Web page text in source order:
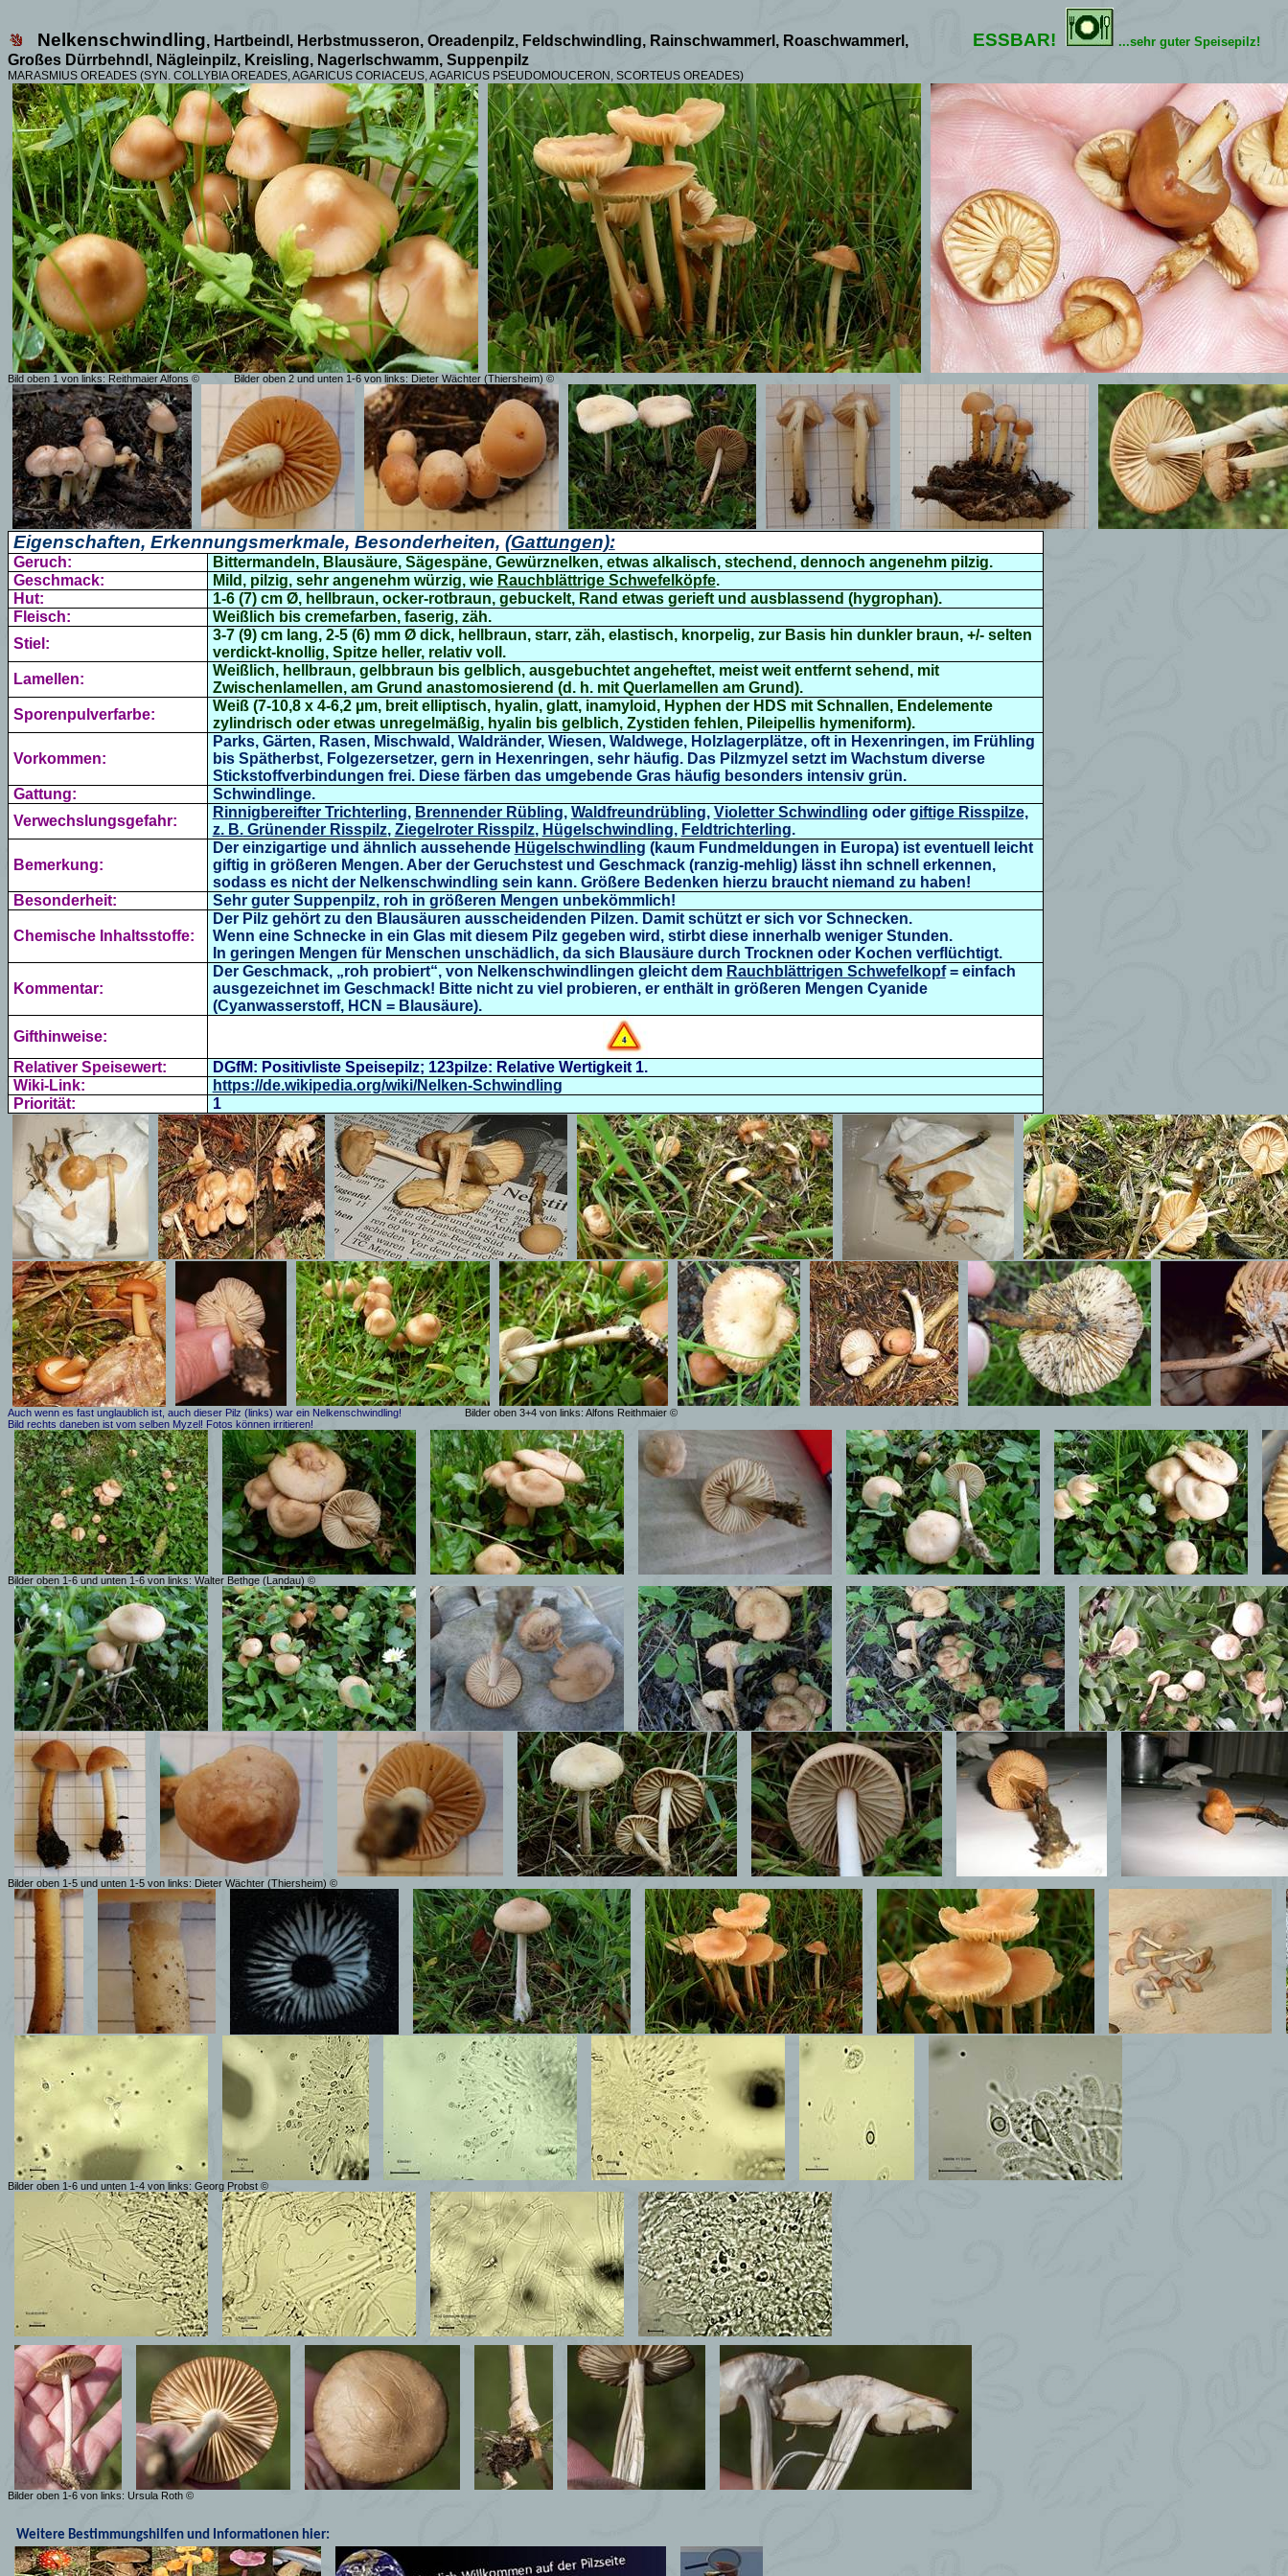
Nelkenschwindling, Hartbeindl, Herbstmusseron, Oreadenpilz, Feldschwindling, Rainschwammerl, Roaschwammerl, ESSBAR! ...sehr guter Speisepilz!
Großes Dürrbehndl, Nägleinpilz, Kreisling, Nagerlschwamm, Suppenpilz
MARASMIUS OREADES (SYN. COLLYBIA OREADES, AGARICUS CORIACEUS, AGARICUS PSEUDOMOUCERON, SCORTEUS OREADES)
Bild oben 1 von links: Reithmaier Alfons © Bilder oben 2 und unten 1-6 von links: Dieter Wächter (Thiersheim) ©
Eigenschaften, Erkennungsmerkmale, Besonderheiten, (Gattungen):
Geruch:
Bittermandeln, Blausäure, Sägespäne, Gewürznelken, etwas alkalisch, stechend, dennoch angenehm pilzig.
Geschmack:
Mild, pilzig, sehr angenehm würzig, wie Rauchblättrige Schwefelköpfe.
Hut:
1-6 (7) cm Ø, hellbraun, ocker-rotbraun, gebuckelt, Rand etwas gerieft und ausblassend (hygrophan).
Fleisch:
Weißlich bis cremefarben, faserig, zäh.
Stiel:
3-7 (9) cm lang, 2-5 (6) mm Ø dick, hellbraun, starr, zäh, elastisch, knorpelig, zur Basis hin dunkler braun, +/- selten
verdickt-knollig, Spitze heller, relativ voll.
Lamellen:
Weißlich, hellbraun, gelbbraun bis gelblich, ausgebuchtet angeheftet, meist weit entfernt sehend, mit
Zwischenlamellen, am Grund anastomosierend (d. h. mit Querlamellen am Grund).
Sporenpulverfarbe:
Weiß (7-10,8 x 4-6,2 µm, breit elliptisch, hyalin, glatt, inamyloid, Hyphen der HDS mit Schnallen, Endelemente
zylindrisch oder etwas unregelmäßig, hyalin bis gelblich, Zystiden fehlen, Pileipellis hymeniform).
Vorkommen:
Parks, Gärten, Rasen, Mischwald, Waldränder, Wiesen, Waldwege, Holzlagerplätze, oft in Hexenringen, im Frühling
bis Spätherbst, Folgezersetzer, gern in Hexenringen, sehr häufig. Das Pilzmyzel setzt im Wachstum diverse
Stickstoffverbindungen frei. Diese färben das umgebende Gras häufig besonders intensiv grün.
Gattung:
Schwindlinge.
Verwechslungsgefahr:
Rinnigbereifter Trichterling, Brennender Rübling, Waldfreundrübling, Violetter Schwindling oder giftige Risspilze,
z. B.Grünender Risspilz, Ziegelroter Risspilz, Hügelschwindling, Feldtrichterling.
Bemerkung:
Der einzigartige und ähnlich aussehende Hügelschwindling (kaum Fundmeldungen in Europa) ist eventuell leicht
giftig in größeren Mengen. Aber der Geruchstest und Geschmack (ranzig-mehlig) lässt ihn schnell erkennen,
sodass es nicht der Nelkenschwindling sein kann. Größere Bedenken hierzu braucht niemand zu haben!
Besonderheit:
Sehr guter Suppenpilz, roh in größeren Mengen unbekömmlich!
Chemische Inhaltsstoffe:
Der Pilz gehört zu den Blausäuren ausscheidenden Pilzen. Damit schützt er sich vor Schnecken.
Wenn eine Schnecke in ein Glas mit diesem Pilz gegeben wird, stirbt diese innerhalb weniger Stunden.
In geringen Mengen für Menschen unschädlich, da sich Blausäure durch Trocknen oder Kochen verflüchtigt.
Kommentar:
Der Geschmack, „roh probiert“, von Nelkenschwindlingen gleicht dem Rauchblättrigen Schwefelkopf=einfach
ausgezeichnet im Geschmack! Bitte nicht zu viel probieren, er enthält in größeren Mengen Cyanide
(Cyanwasserstoff, HCN = Blausäure).
Gifthinweise:
Relativer Speisewert:
DGfM: Positivliste Speisepilz; 123pilze: Relative Wertigkeit 1.
Wiki-Link:
https://de.wikipedia.org/wiki/Nelken-Schwindling
Priorität:
1
Auch wenn es fast unglaublich ist, auch dieser Pilz (links) war ein Nelkenschwindling!
Bilder oben 3+4 von links: Alfons Reithmaier ©
Bild rechts daneben ist vom selben Myzel! Fotos können irritieren!
Bilder oben 1-6 und unten 1-6 von links: Walter Bethge (Landau) ©
Bilder oben 1-5 und unten 1-5 von links: Dieter Wächter (Thiersheim) ©
Bilder oben 1-6 und unten 1-4 von links: Georg Probst ©
Bilder oben 1-6 von links: Ursula Roth ©
Weitere Bestimmungshilfen und Informationen hier: